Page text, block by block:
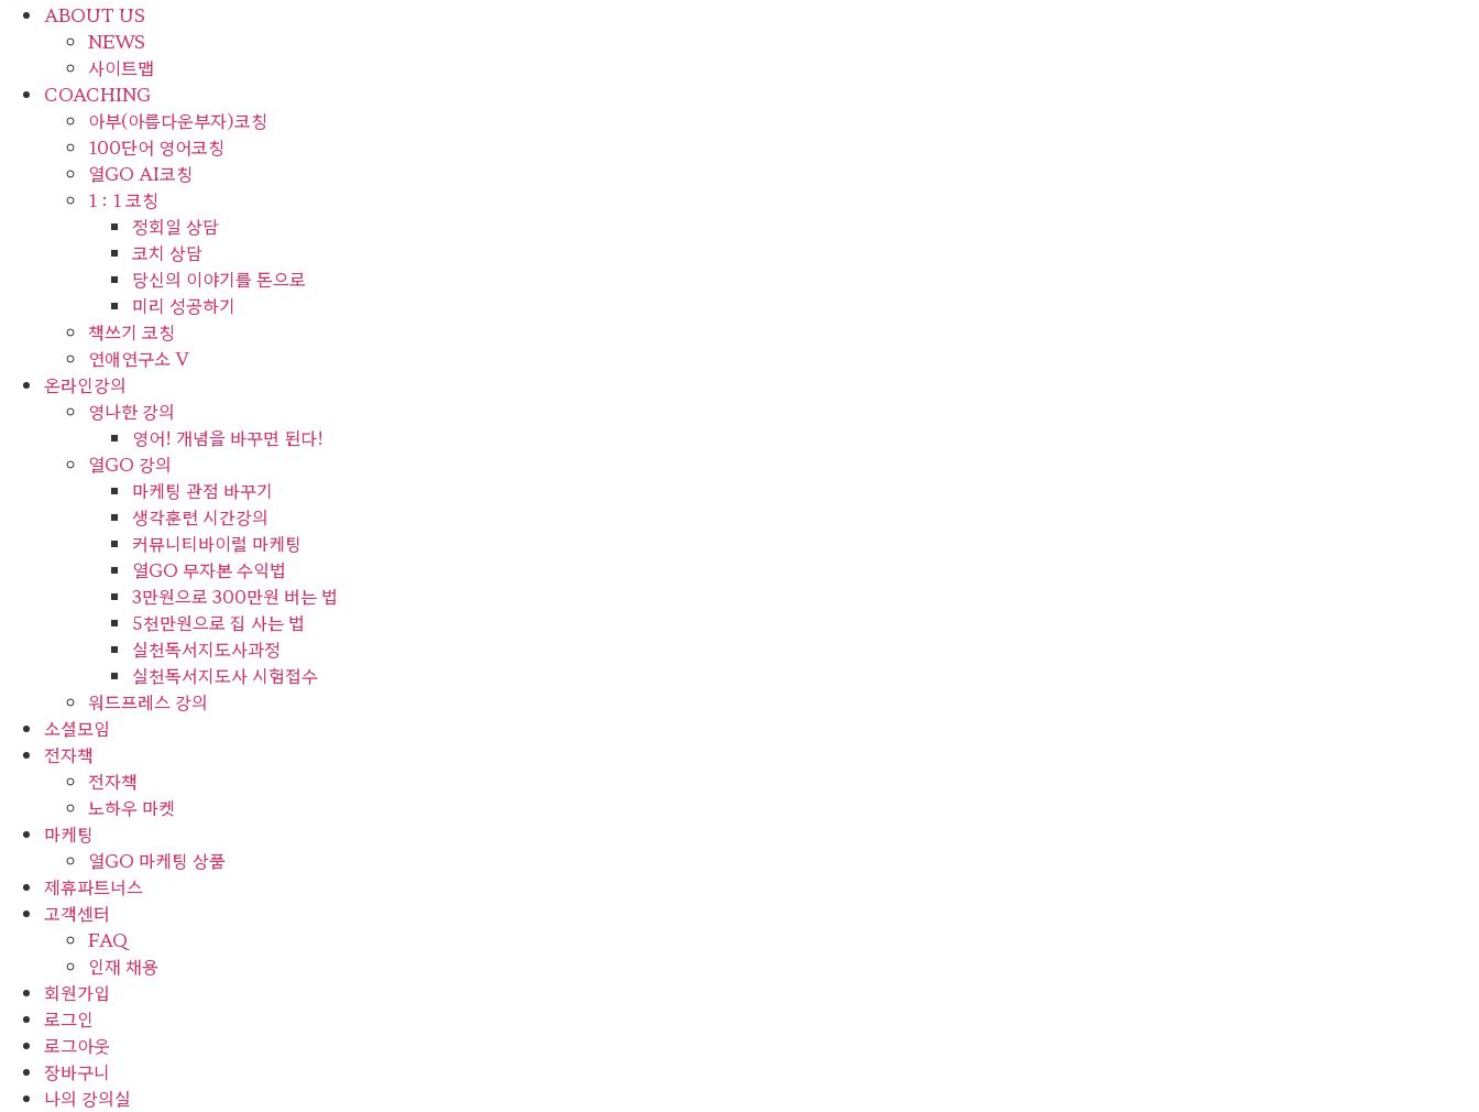
ABOUT US
NEWS
사이트맵
COACHING
아부(아름다운부자)코칭
100단어 영어코칭
열GO AI코칭
1 : 1 코칭
정회일 상담
코치 상담
당신의 이야기를 돈으로
미리 성공하기
책쓰기 코칭
연애연구소 V
온라인강의
영나한 강의
영어! 개념을 바꾸면 된다!
열GO 강의
마케팅 관점 바꾸기
생각훈련 시간강의
커뮤니티바이럴 마케팅
열GO 무자본 수익법
3만원으로 300만원 버는 법
5천만원으로 집 사는 법
실천독서지도사과정
실천독서지도사 시험접수
워드프레스 강의
소셜모임
전자책
전자책
노하우 마켓
마케팅
열GO 마케팅 상품
제휴파트너스
고객센터
FAQ
인재 채용
회원가입
로그인
로그아웃
장바구니
나의 강의실